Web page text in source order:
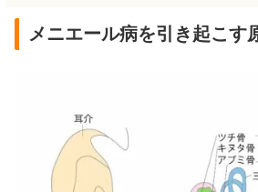
メニエール病を引き起こす